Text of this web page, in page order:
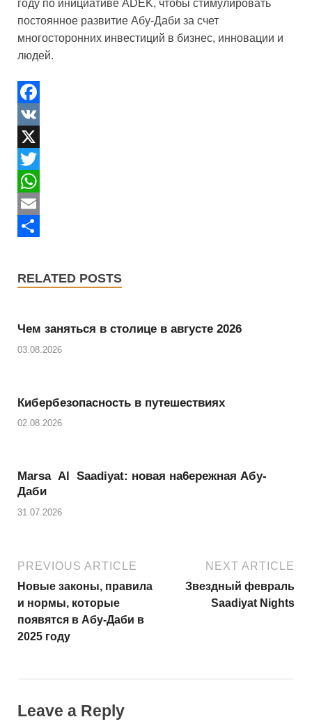
году по инициативе ADEK, чтобы стимулировать
постоянное развитие Абу-Даби за счет
многосторонних инвестиций в бизнес, инновации и
людей.
F
a
c
e
b
o
V
K
X
T
w
W
hE
RELATED POSTS
Чем заняться в столице в августе 2026
03.08.2026
Кибербезопасность в путешествиях
02.08.2026
Marsa Al Saadiyat: новая на6ережная Абу-
Даби
31.07.2026
PREVIOUS ARTICLE
Новые законы, правила
и нормы, которые
появятся в Абу-Даби в
2025 году
NEXT ARTICLE
Звездный февраль
Saadiyat Nights
Leave a Reply